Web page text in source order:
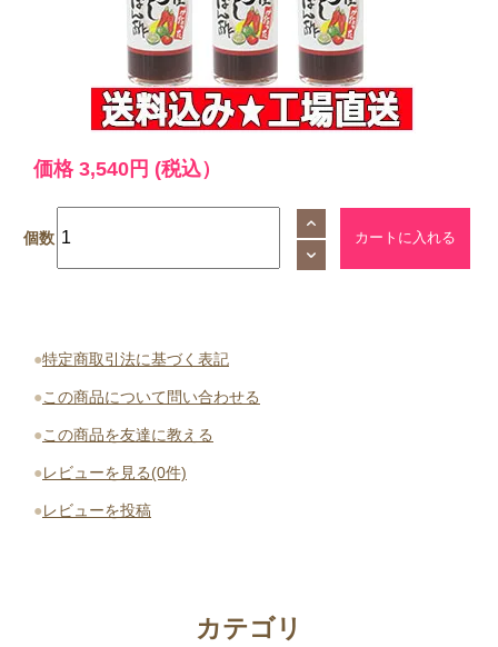
価格 3,540円 (税込）
個数
●特定商取引法に基づく表記
●この商品について問い合わせる
●この商品を友達に教える
●レビューを見る(0件)
●レビューを投稿
カテゴリ